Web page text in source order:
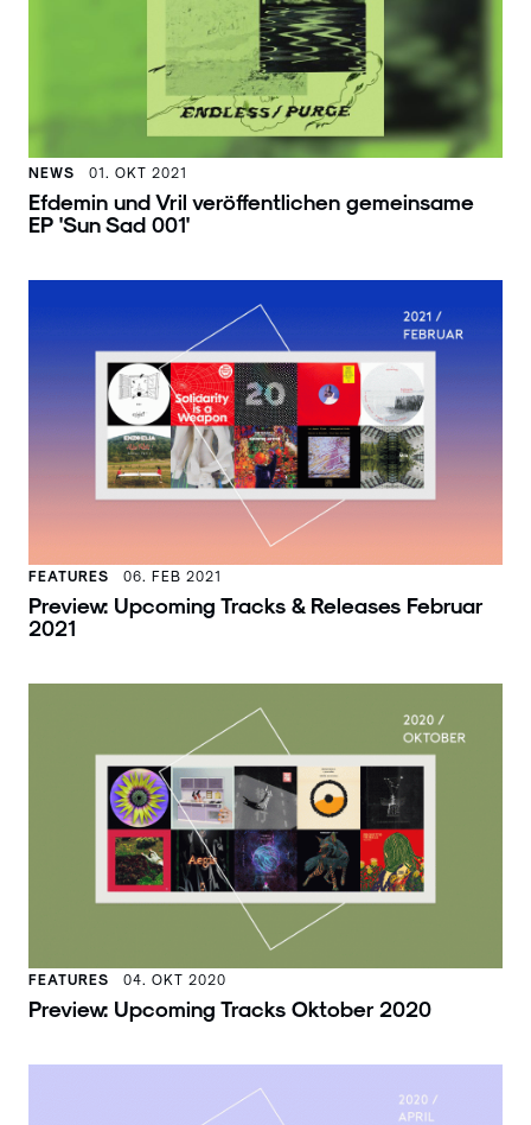
NEWS 01. OKT 2021
Efdemin und Vril veröffentlichen gemeinsame
EP 'Sun Sad 001'
FEATURES 06. FEB 2021
Preview: Upcoming Tracks & Releases Februar
2021
FEATURES 04. OKT 2020
Preview: Upcoming Tracks Oktober 2020